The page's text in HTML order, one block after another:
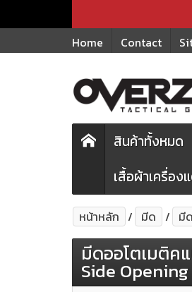
Home
Contact
สินค้าทั้งหมด
เสื้อผ้าเครื่อง
หน้าหลัก มีด มี
มีดออโตเมติค
Side Opening